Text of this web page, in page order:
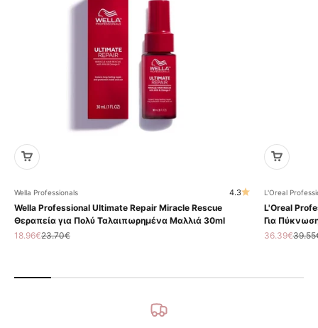
Wella Professionals 4.3
Wella Professional Ultimate Repair Miracle Rescue
Θεραπεία για Πολύ Ταλαιπωρημένα Μαλλιά 30ml
Τιμή πώλησης
18.96€Κανονική τιμή
23.70€
L'Oreal
L'Oreal
Για
Τιμή
36.39€